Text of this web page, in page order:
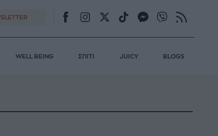
WELL BEING ΣΠΙΤΙ JUICY BLOGS